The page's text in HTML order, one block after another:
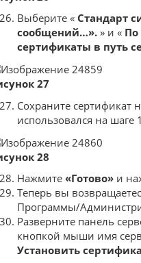
Выберите « Стандарт
сообщений…». » и « По
сертификаты в путь
27
Сохраните сертификат
использовался на шаге
28
Нажмите «Готово» и
Теперь вы
Программы/
Разверните панель
кнопкой мыши имя
Установить